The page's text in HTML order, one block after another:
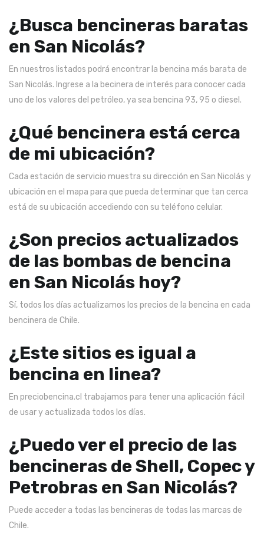
¿Busca bencineras baratas
en San Nicolás?
En nuestros listados podrá encontrar la bencina más barata de
San Nicolás. Ingrese a la becinera de interés para conocer cada
uno de los valores del petróleo, ya sea bencina 93, 95 o diesel.
¿Qué bencinera está cerca
de mi ubicación?
Cada estación de servicio muestra su dirección en San Nicolás y
ubicación en el mapa para que pueda determinar que tan cerca
está de su ubicación accediendo con su teléfono celular.
¿Son precios actualizados
de las bombas de bencina
en San Nicolás hoy?
Sí, todos los días actualizamos los precios de la bencina en cada
bencinera de Chile.
¿Este sitios es igual a
bencina en linea?
En preciobencina.cl trabajamos para tener una aplicación fácil
de usar y actualizada todos los días.
¿Puedo ver el precio de las
bencineras de Shell, Copec y
Petrobras en San Nicolás?
Puede acceder a todas las bencineras de todas las marcas de
Chile.